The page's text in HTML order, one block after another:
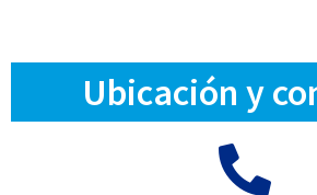
Ubicación y